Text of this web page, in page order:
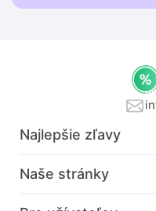
Najlepšie zľavy
Naše stránky